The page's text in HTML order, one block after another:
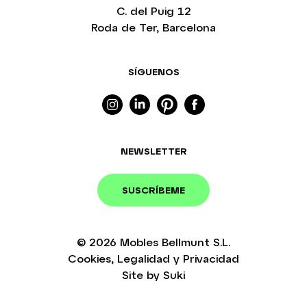
SÍGUENOS
NEWSLETTER
SUSCRÍBEME
C. del Puig 12
Roda de Ter, Barcelona
© 2026 Mobles Bellmunt S.L.
Cookies, Legalidad y Privacidad
Site by Suki